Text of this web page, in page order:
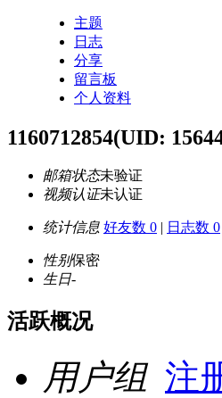
主题
日志
分享
留言板
个人资料
1160712854(UID:
邮箱状态未验证
视频认证未认证
统计信息 好友数 0 | 日志数 0
性别保密
生日-
活跃概况
用户组 注